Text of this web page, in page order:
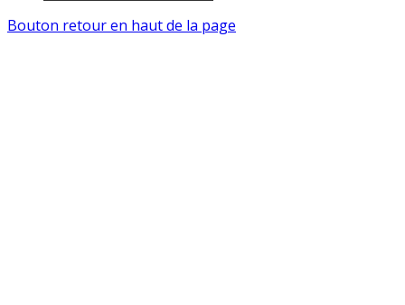
Bouton retour en haut de la page